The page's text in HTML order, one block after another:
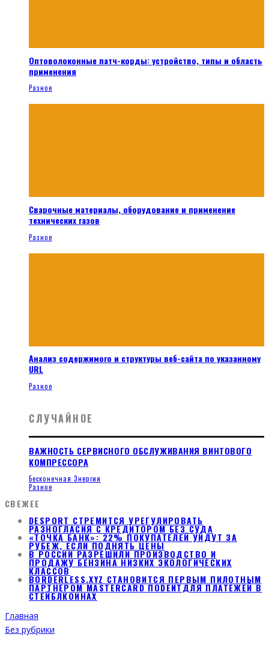
Оптоволоконные патч-корды: устройство, типы и область
применения
Разное
Сварочные материалы, оборудование и применение
технических газов
Разное
Анализ содержимого и структуры веб-сайта по указанному
URL
Разное
СЛУЧАЙНОЕ
ВАЖНОСТЬ СЕРВИСНОГО ОБСЛУЖИВАНИЯ ВИНТОВОГО
КОМПРЕССОРА
Бесконечная Энергия
Разное
СВЕЖЕЕ
DESPORT СТРЕМИТСЯ УРЕГУЛИРОВАТЬ
РАЗНОГЛАСИЯ С КРЕДИТОРОМ БЕЗ СУДА
«ТОЧКА БАНК»: 22% ПОКУПАТЕЛЕЙ УЙДУТ ЗА
РУБЕЖ, ЕСЛИ ПОДНЯТЬ ЦЕНЫ
В РОССИИ РАЗРЕШИЛИ ПРОИЗВОДСТВО И
ПРОДАЖУ БЕНЗИНА НИЗКИХ ЭКОЛОГИЧЕСКИХ
КЛАССОВ
BORDERLESS.XYZ СТАНОВИТСЯ ПЕРВЫМ ПИЛОТНЫМ
ПАРТНЕРОМ MASTERCARD ПОDENTДЛЯ ПЛАТЕЖЕЙ В
СТЕЙБЛКОИНАХ
Главная
Без рубрики